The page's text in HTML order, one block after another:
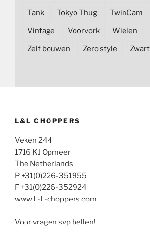
Tank Tokyo Thug TwinCam
Vintage Voorvork Wielen
Zelf bouwen Zero style Zwart
L&L CHOPPERS
Veken 244
1716 KJ Opmeer
The Netherlands
P +31(0)226-351955
F +31(0)226-352924
www.L-L-choppers.com
Voor vragen svp bellen!